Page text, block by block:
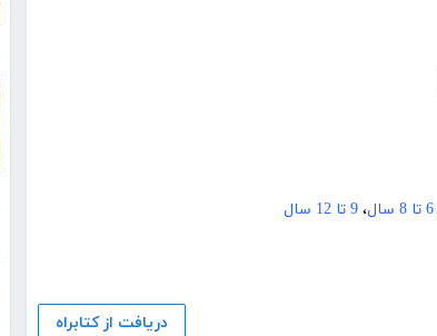
6 تا 8 سال ، 9 تا 12 سال
دریافت از کتابراه